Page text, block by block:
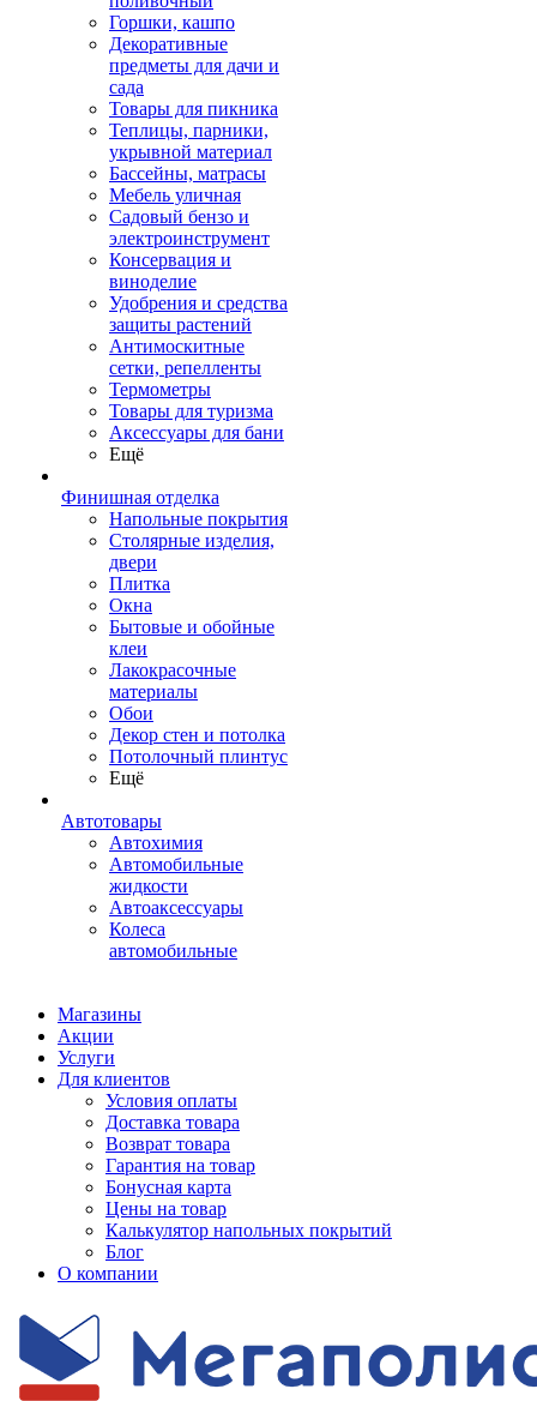
Горшки, кашпо
Декоративные
предметы для дачи и
сада
Товары для пикника
Теплицы, парники,
укрывной материал
Бассейны, матрасы
Мебель уличная
Садовый бензо и
электроинструмент
Консервация и
виноделие
Удобрения и средства
защиты растений
Антимоскитные
сетки, репелленты
Термометры
Товары для туризма
Аксессуары для бани
Ещё
Финишная отделка
Напольные покрытия
Столярные изделия,
двери
Плитка
Окна
Бытовые и обойные
клеи
Лакокрасочные
материалы
Обои
Декор стен и потолка
Потолочный плинтус
Ещё
Автотовары
Автохимия
Автомобильные
жидкости
Автоаксессуары
Колеса
автомобильные
Магазины
Акции
Услуги
Для клиентов
Условия оплаты
Доставка товара
Возврат товара
Гарантия на товар
Бонусная карта
Цены на товар
Калькулятор напольных покрытий
Блог
О компании